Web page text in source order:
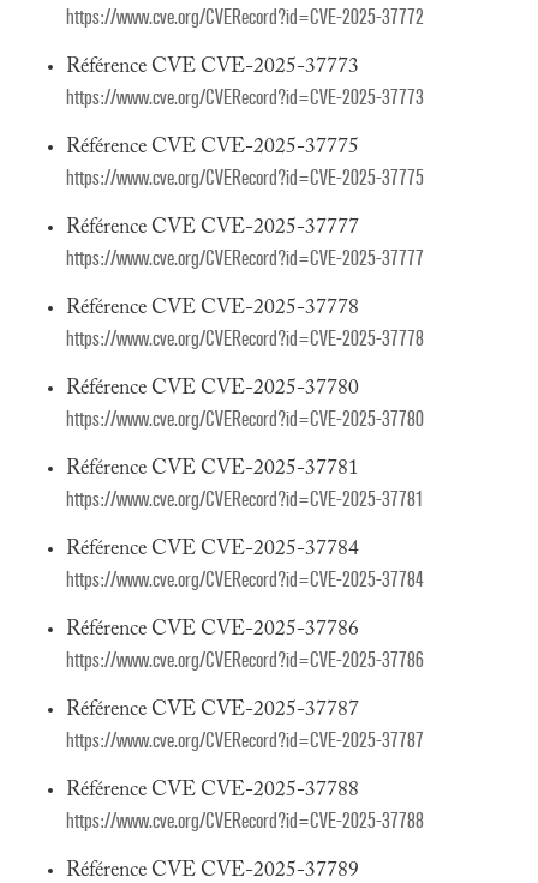
https://www.cve.org/CVERecord?id=CVE-2025-37772
Référence CVE CVE-2025-37773
https://www.cve.org/CVERecord?id=CVE-2025-37773
Référence CVE CVE-2025-37775
https://www.cve.org/CVERecord?id=CVE-2025-37775
Référence CVE CVE-2025-37777
https://www.cve.org/CVERecord?id=CVE-2025-37777
Référence CVE CVE-2025-37778
https://www.cve.org/CVERecord?id=CVE-2025-37778
Référence CVE CVE-2025-37780
https://www.cve.org/CVERecord?id=CVE-2025-37780
Référence CVE CVE-2025-37781
https://www.cve.org/CVERecord?id=CVE-2025-37781
Référence CVE CVE-2025-37784
https://www.cve.org/CVERecord?id=CVE-2025-37784
Référence CVE CVE-2025-37786
https://www.cve.org/CVERecord?id=CVE-2025-37786
Référence CVE CVE-2025-37787
https://www.cve.org/CVERecord?id=CVE-2025-37787
Référence CVE CVE-2025-37788
https://www.cve.org/CVERecord?id=CVE-2025-37788
Référence CVE CVE-2025-37789